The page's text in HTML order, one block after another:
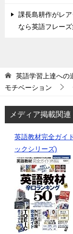
課長島耕作がレ
なら英語フレー
英語学習上達へ
モチベーション
メディア掲載関連
英語教材完全ガイ
ックシリーズ)